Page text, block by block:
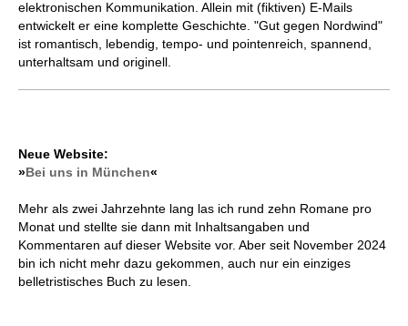
elektronischen Kommunikation. Allein mit (fiktiven) E-Mails
entwickelt er eine komplette Geschichte. "Gut gegen Nordwind"
ist romantisch, lebendig, tempo- und pointenreich, spannend,
unterhaltsam und originell.
Neue Website:
»Bei uns in München«
Mehr als zwei Jahrzehnte lang las ich rund zehn Romane pro
Monat und stellte sie dann mit Inhaltsangaben und
Kommentaren auf dieser Website vor. Aber seit November 2024
bin ich nicht mehr dazu gekommen, auch nur ein einziges
belletristisches Buch zu lesen.